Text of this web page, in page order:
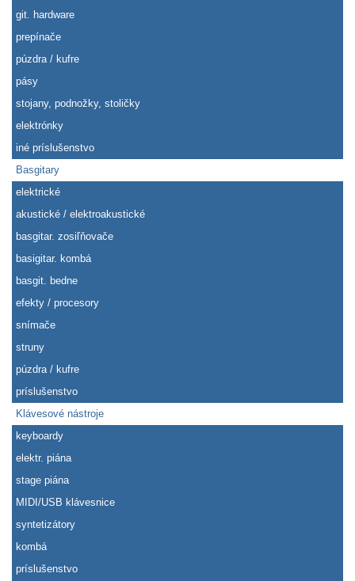
git. hardware
prepínače
púzdra / kufre
pásy
stojany, podnožky, stoličky
elektrónky
iné príslušenstvo
Basgitary
elektrické
akustické / elektroakustické
basgitar. zosiľňovače
basigitar. kombá
basgit. bedne
efekty / procesory
snímače
struny
púzdra / kufre
príslušenstvo
Klávesové nástroje
keyboardy
elektr. piána
stage piána
MIDI/USB klávesnice
syntetizátory
kombá
príslušenstvo